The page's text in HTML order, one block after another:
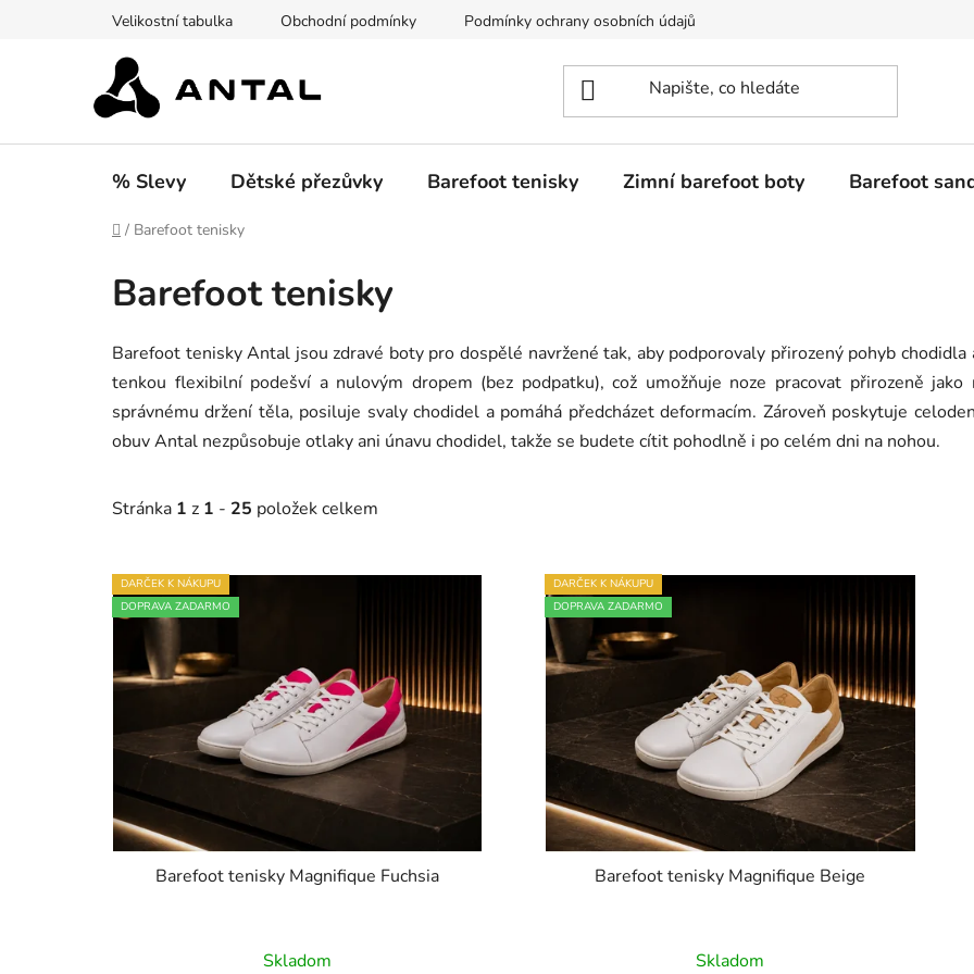
Velikostní tabulka Obchodní podmínky Podmínky ochrany osobních údajů
% Slevy Dětské přezůvky Barefoot tenisky Zimní barefoot boty Barefoot
Domů
/ Barefoot tenisky
Barefoot tenisky
Barefoot tenisky Antal jsou zdravé boty pro dospělé navržené tak, aby podporovaly přirozený pohyb chodidla
tenkou flexibilní podešví a nulovým dropem (bez podpatku), což umožňuje noze pracovat přirozeně
správnému držení těla, posiluje svaly chodidel a pomáhá předcházet deformacím. Zároveň poskytuje
obuv Antal nezpůsobuje otlaky ani únavu chodidel, takže se budete cítit pohodlně i po celém dni na nohou.
Stránka 1 z 1 - 25 položek celkem
V
ý
s
r
u
k
DARČEK K NÁKUPU
DOPRAVA ZADARMO
Barefoot tenisky Magnifique Fuchsia
Skladom
DARČEK K NÁKUPU
DOPRAVA ZADARMO
Barefoot tenisky Magnifique Beige
Skladom